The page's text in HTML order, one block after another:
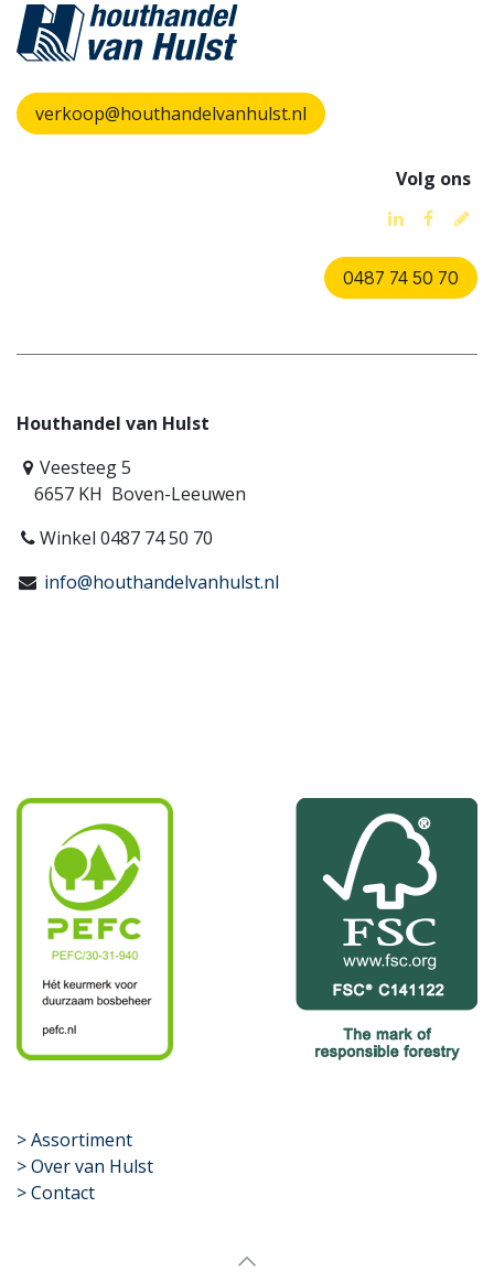
verkoop@houthandelvanhulst.nl
Volg ons
0487 74 50 70
Houthandel van Hulst
Veesteeg 5
6657 KH Boven-Leeuwen
Winkel 0487 74 50 70
info@houthandelvanhulst.nl
​>Assortiment
> Over van Hulst
> Contact